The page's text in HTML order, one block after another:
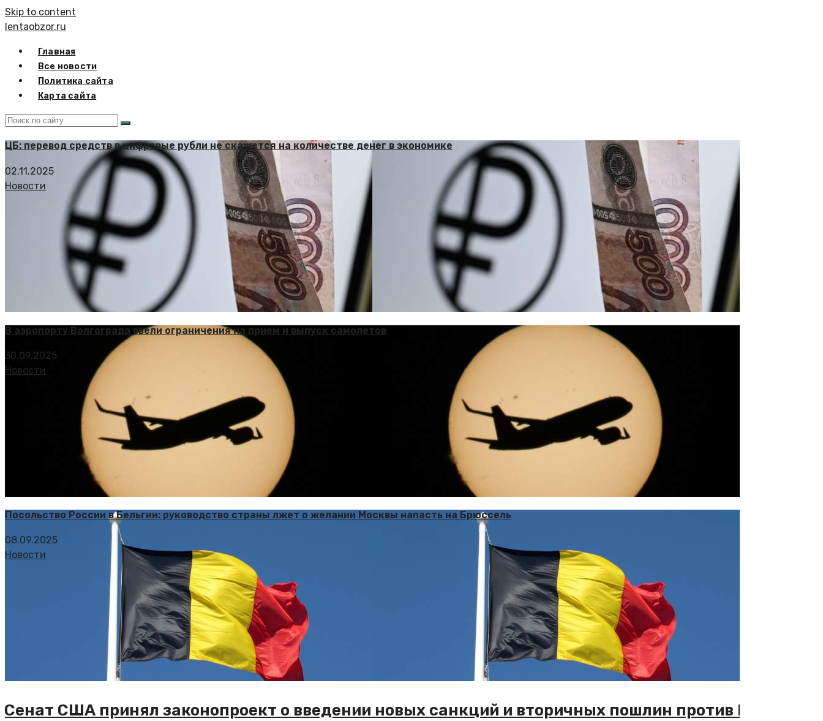
Skip to content
lentaobzor.ru
Главная
Все новости
Политика сайта
Карта сайта
ЦБ: перевод средств в цифровые рубли не скажется на количестве денег в экономике
02.11.2025
Новости
В аэропорту Волгограда ввели ограничения на прием и выпуск самолетов
30.09.2025
Новости
Посольство России в Бельгии: руководство страны лжет о желании Москвы напасть на Брюссель
08.09.2025
Новости
США принял законопроект о введении новых санкций и вторичных пошлин против РФ